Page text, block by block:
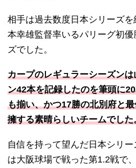
相手は過去数度日本シリーズ
本幸雄監督率いるパリーグ初
ズでした。
カープのレギュラーシーズン
ン42本を記録したのを筆頭に
も揃い、かつ17勝の北別府と
擁する素晴らしいチームでした
自信を持って望んだ日本シリ
は大阪球場で戦った第1.2戦で